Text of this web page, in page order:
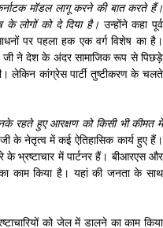
मॉडल लागू करने की बात करते हैं।
के लोगों को दे दिया है। उन्होंने कहा पूर्व
पर पहला हक एक वर्ग विशेष का है।
जी ने देश के अंदर सामाजिक रूप से पिछड़े
लेकिन कांग्रेस पार्टी तुष्टीकरण के चलते
रहते हुए आरक्षण को किसी भी कीमत में
के नेतृत्व में कई ऐतिहासिक कार्य हुए हैं।
के भ्रष्टाचार में पार्टनर हैं। बीआरएस और
काम किया है। यहां की जनता के साथ
को जेल में डालने का काम किया